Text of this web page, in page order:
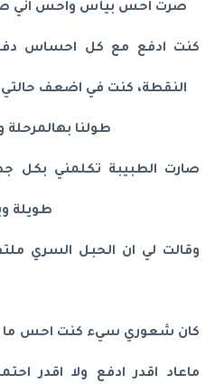
صرت احس بيأس واحس اني
كنت ادفع مع كل احساس
النقطة، كنت في اضعف حالتي
طولنا
صارت الطبيبة تكلمني بكل
طويلة
وقالت لي ان الحبل السري
كان شعوري سيء كنت احس ما
ماعاد اقدر ادفع ولا اقدر